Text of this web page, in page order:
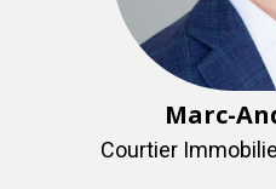
Marc-
Courtier